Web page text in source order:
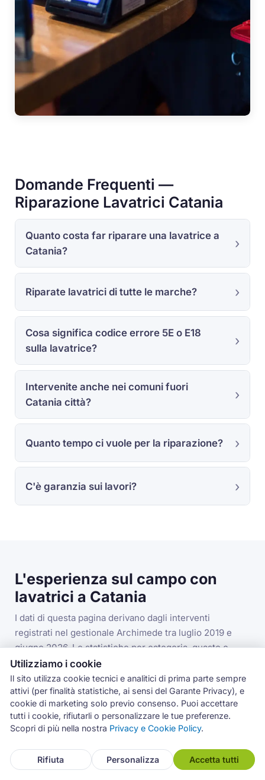
Domande Frequenti —
Riparazione Lavatrici Catania
Quanto costa far riparare una lavatrice a
Catania?
Riparate lavatrici di tutte le marche?
Cosa significa codice errore 5E o E18
sulla lavatrice?
Intervenite anche nei comuni fuori
Catania città?
Quanto tempo ci vuole per la riparazione?
C'è garanzia sui lavori?
L'esperienza sul campo con
lavatrici a Catania
I dati di questa pagina derivano dagli interventi
registrati nel gestionale Archimede tra luglio 2019 e
giugno 2026. Le statistiche per categoria, guasto e
codice errore si riferiscono alla categoria lavatrici nella
provincia di Catania.
3.993
Utilizziamo i cookie
Il sito utilizza cookie tecnici e analitici di prima parte sempre
attivi (per finalità statistiche, ai sensi del Garante Privacy), e
cookie di marketing solo previo consenso. Puoi accettare
tutti i cookie, rifiutarli o personalizzare le tue preferenze.
Scopri di più nella nostra Privacy e Cookie Policy.
Rifiuta Personalizza Accetta tutti